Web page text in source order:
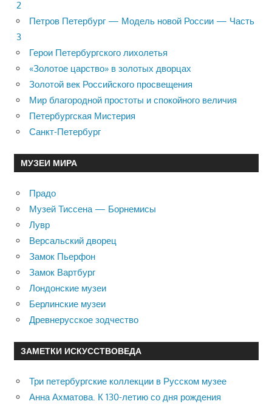
2
Петров Петербург — Модель новой России — Часть
3
Герои Петербургского лихолетья
«Золотое царство» в золотых дворцах
Золотой век Российского просвещения
Мир благородной простоты и спокойного величия
Петербургская Мистерия
Санкт-Петербург
МУЗЕИ МИРА
Прадо
Музей Тиссена — Борнемисы
Лувр
Версальский дворец
Замок Пьерфон
Замок Вартбург
Лондонские музеи
Берлинские музеи
Древнерусское зодчество
ЗАМЕТКИ ИСКУССТВОВЕДА
Три петербургские коллекции в Русском музее
Анна Ахматова. К 130-летию со дня рождения